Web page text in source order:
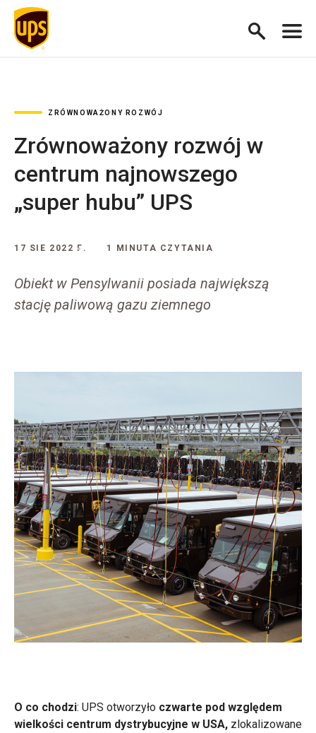
ZRÓWNOWAŻONY ROZWÓJ
Zrównoważony rozwój w
centrum najnowszego
„super hubu” UPS
17 SIE 2022 Г. 1 MINUTA CZYTANIA
Obiekt w Pensylwanii posiada największą
stację paliwową gazu ziemnego
O co chodzi: UPS otworzyło czwarte pod względem
wielkości centrum dystrybucyjne w USA, zlokalizowane